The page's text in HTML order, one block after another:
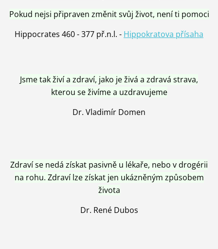
Pokud nejsi připraven změnit svůj život, není ti pomoci
Hippocrates 460 - 377 př.n.l. - Hippokratova přísaha
Jsme tak živí a zdraví, jako je živá a zdravá strava,
kterou se živíme a uzdravujeme
Dr. Vladimír Domen
Zdraví se nedá získat pasivně u lékaře, nebo v drogérii
na rohu. Zdraví lze získat jen ukázněným způsobem
života
Dr. René Dubos